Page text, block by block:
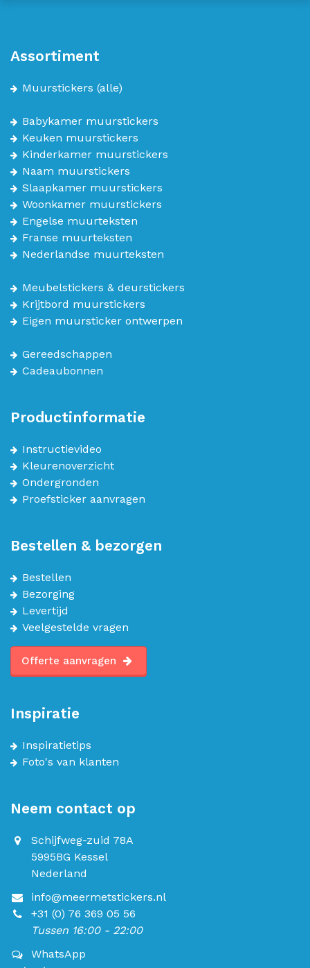
Assortiment
Muurstickers (alle)
Babykamer muurstickers
Keuken muurstickers
Kinderkamer muurstickers
Naam muurstickers
Slaapkamer muurstickers
Woonkamer muurstickers
Engelse muurteksten
Franse muurteksten
Nederlandse muurteksten
Meubelstickers & deurstickers
Krijtbord muurstickers
Eigen muursticker ontwerpen
Gereedschappen
Cadeaubonnen
Productinformatie
Instructievideo
Kleurenoverzicht
Ondergronden
Proefsticker aanvragen
Bestellen & bezorgen
Bestellen
Bezorging
Levertijd
Veelgestelde vragen
Offerte aanvragen
Inspiratie
Inspiratietips
Foto's van klanten
Neem contact op
Schijfweg-zuid 78A
5995BG Kessel
Nederland
info@meermetstickers.nl
+31 (0) 76 369 05 56
Tussen 16:00 - 22:00
WhatsApp